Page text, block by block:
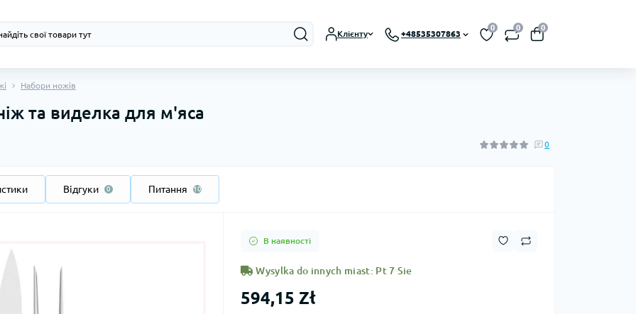
Клієнту +48535307863
0 0 0
Набори ножів
та виделка для м'яса
0
Відгуки 0 Питання 10
В наявності
Wysylka do innych miast: Pt 7 Sie
594,15 Zł